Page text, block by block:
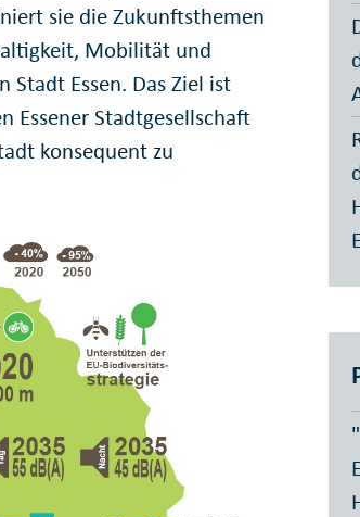
sie die Zukunftsthemen
Mobilität und
Essen. Das Ziel ist
Essener Stadtgesellschaft
konsequent zu